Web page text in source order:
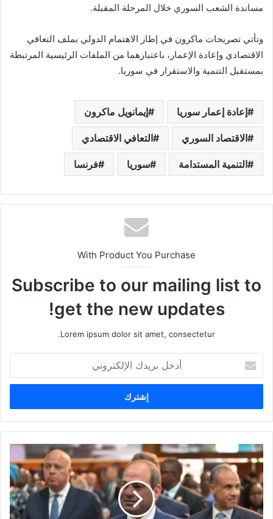
مساندة الشعب السوري خلال المرحلة المقبلة.
وتأتي تصريحات ماكرون في إطار الاهتمام الدولي بملف التعافي
الاقتصادي وإعادة الإعمار، باعتبارهما من الملفات الرئيسية المرتبطة
بمستقبل التنمية والاستقرار في سوريا.
إعادة إعمار سوريا إيمانويل ماكرون
الاقتصاد السوري التعافي الاقتصادي
التنمية المستدامة سوريا فرنسا
With Product You Purchase
Subscribe to our mailing list to
get the new updates!
Lorem ipsum dolor sit amet, consectetur.
خ
ب
ر
د
ك
ا
ل
إ
ل